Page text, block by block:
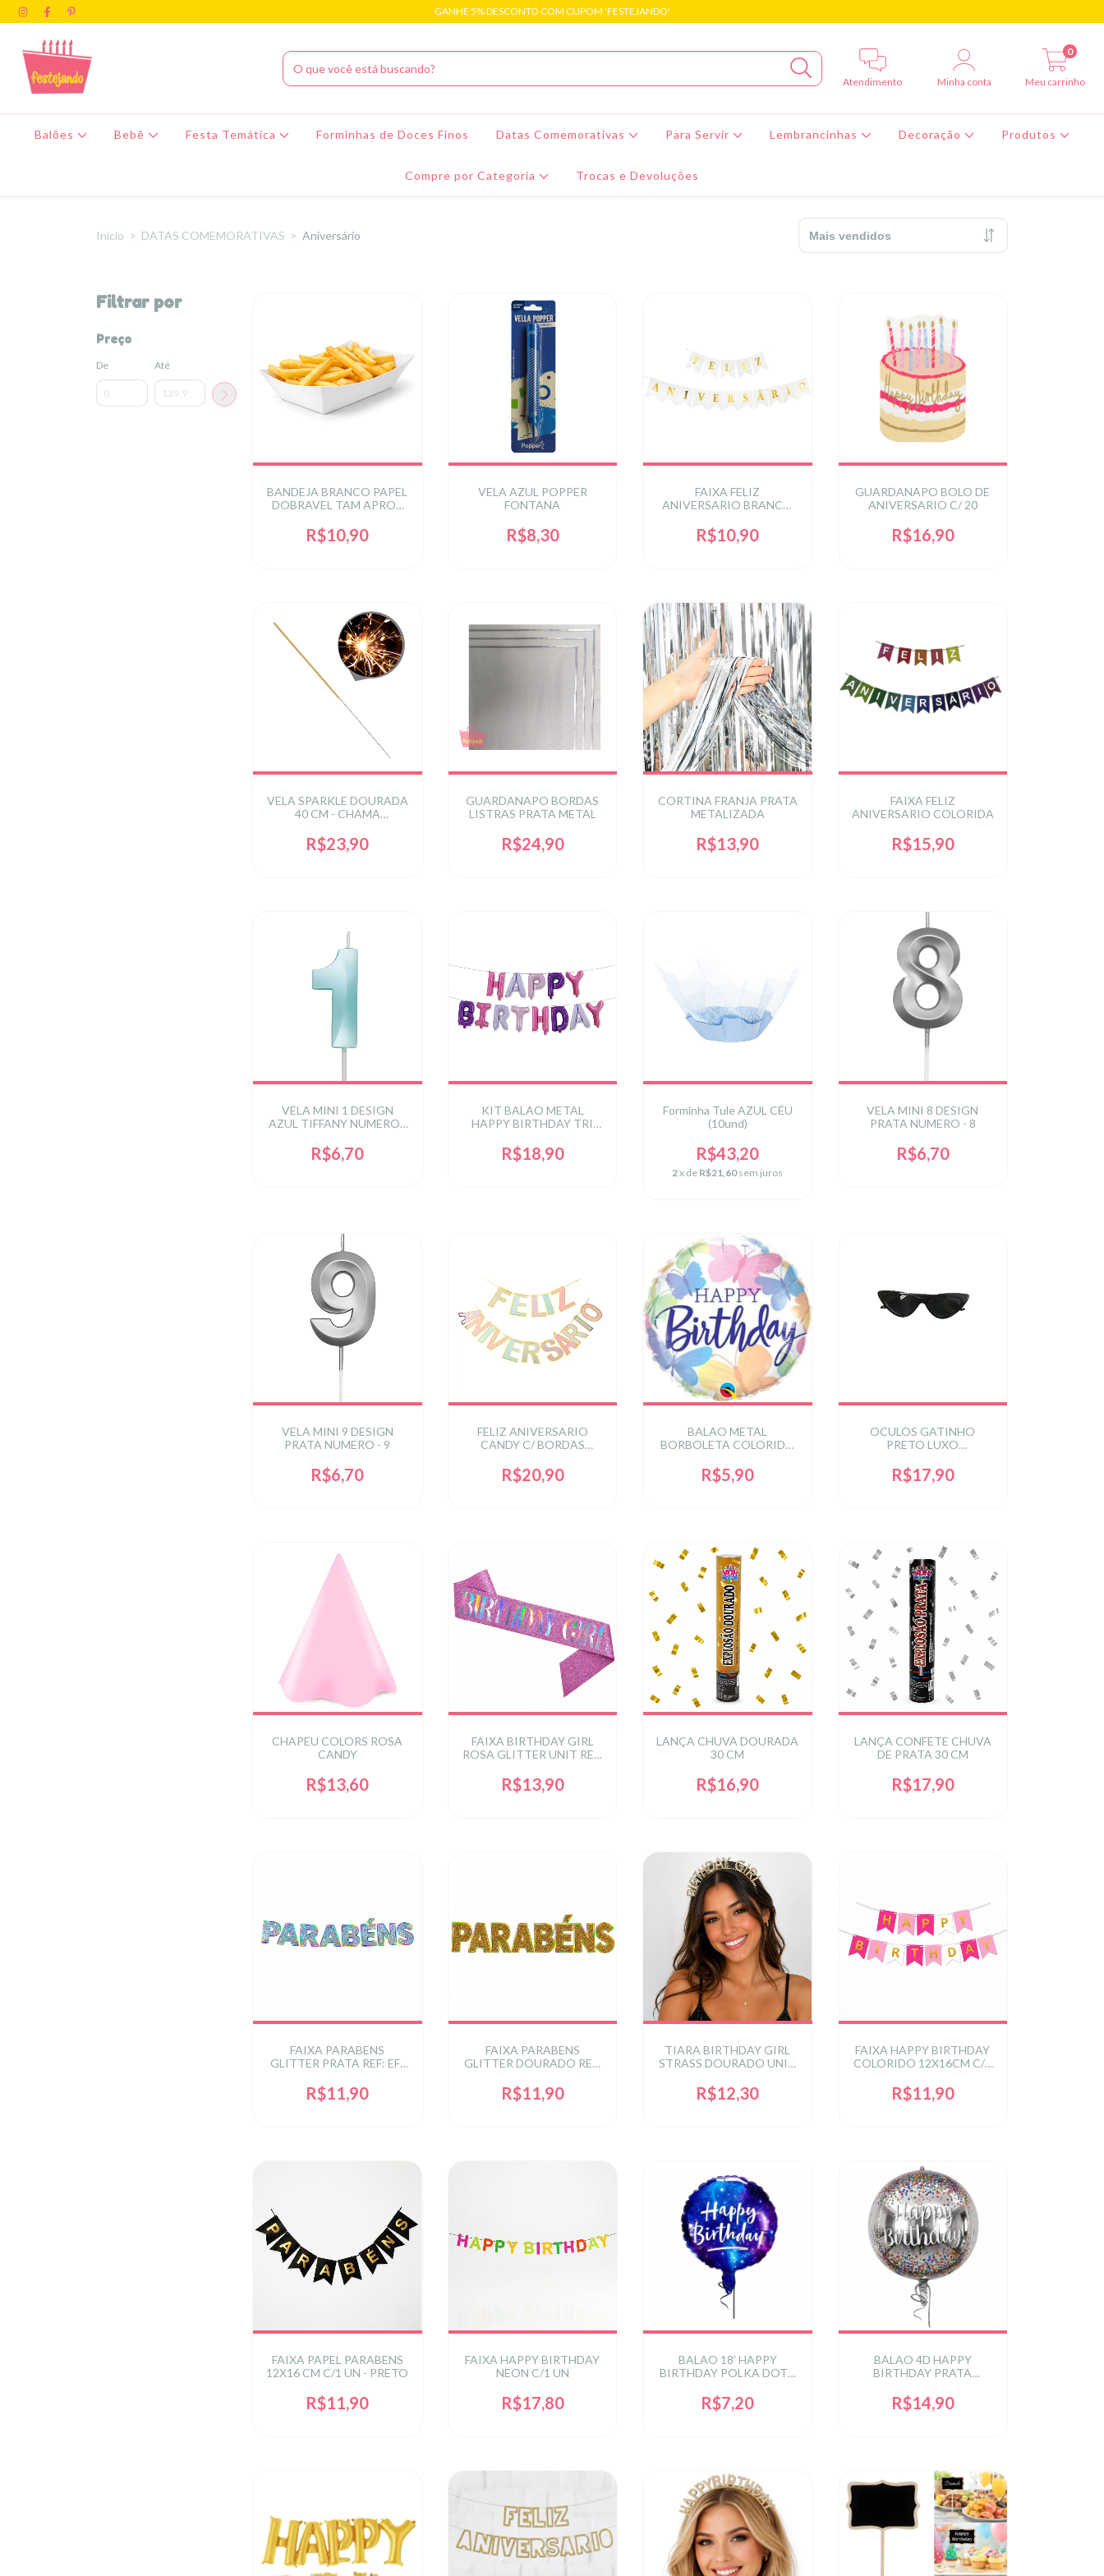
GANHE 5% DESCONTO COM CUPOM 'FESTEJANDO'
Atendimento Minha conta Meu carrinho
0
Balões Bebê Festa Temática Forminhas de Doces Finos Datas Comemorativas Para Servir Lembrancinhas Decoração Produtos
Compre por Categoria Trocas e Devoluções
Início > DATAS COMEMORATIVAS > Aniversário
Filtrar por
Preço
De Até
BANDEJA BRANCO PAPEL
DOBRAVEL TAM APROX
R$10,90
VELA AZUL POPPER
FONTANA
R$8,30
FAIXA FELIZ
ANIVERSARIO BRANCO
R$10,90
GUARDANAPO BOLO DE
ANIVERSARIO C/ 20
R$16,90
VELA SPARKLE DOURADA
40 CM - CHAMA
UNIDADES - 40CM
R$23,90
GUARDANAPO BORDAS
LISTRAS PRATA METAL
R$24,90
CORTINA FRANJA PRATA
METALIZADA
R$13,90
FAIXA FELIZ
ANIVERSARIO COLORIDA
R$15,90
VELA MINI 1 DESIGN
AZUL TIFFANY NUMERO -
R$6,70
KIT BALAO METAL
HAPPY BIRTHDAY TRI
FLUTUA) C/13 UN
R$18,90
Forminha Tule AZUL CÉU
(10und)
R$43,20
2x de R$21,60sem juros
VELA MINI 8 DESIGN
PRATA NUMERO - 8
R$6,70
VELA MINI 9 DESIGN
PRATA NUMERO - 9
R$6,70
FELIZ ANIVERSARIO
CANDY C/ BORDAS
R$20,90
BALAO METAL
BORBOLETA COLORIDO
C/1UN
R$5,90
OCULOS GATINHO
PRETO LUXO
R$17,90
CHAPEU COLORS ROSA
CANDY
R$13,60
FAIXA BIRTHDAY GIRL
ROSA GLITTER UNIT REF:
R$13,90
LANÇA CHUVA DOURADA
30 CM
R$16,90
LANÇA CONFETE CHUVA
DE PRATA 30 CM
R$17,90
FAIXA PARABENS
GLITTER PRATA REF: EF-
R$11,90
FAIXA PARABENS
GLITTER DOURADO REF:
R$11,90
TIARA BIRTHDAY GIRL
STRASS DOURADO UNIT
R$12,30
FAIXA HAPPY BIRTHDAY
COLORIDO 12X16CM C/1
R$11,90
FAIXA PAPEL PARABENS
12X16 CM C/1 UN - PRETO
R$11,90
FAIXA HAPPY BIRTHDAY
NEON C/1 UN
R$17,80
BALAO 18' HAPPY
BIRTHDAY POLKA DOTZ
R$7,20
BALAO 4D HAPPY
BIRTHDAY PRATA
R$14,90